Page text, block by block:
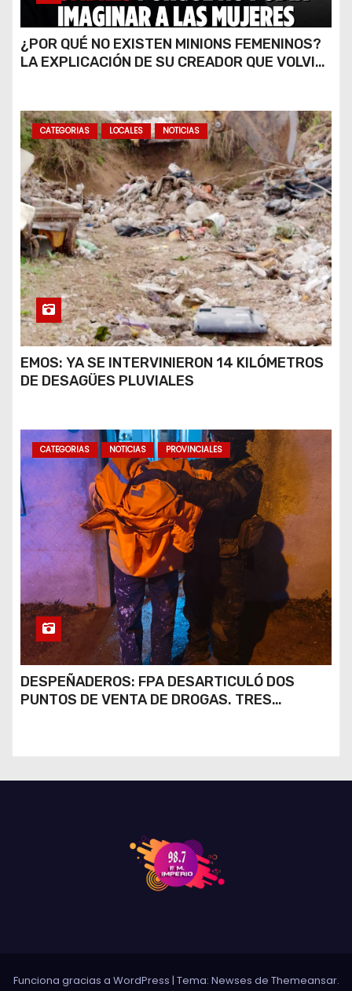
¿POR QUÉ NO EXISTEN MINIONS FEMENINOS?
LA EXPLICACIÓN DE SU CREADOR QUE VOLVIÓ
CATEGORIAS LOCALES NOTICIAS
EMOS: YA SE INTERVINIERON 14 KILÓMETROS
DE DESAGÜES PLUVIALES
CATEGORIAS NOTICIAS PROVINCIALES
DESPEÑADEROS: FPA DESARTICULÓ DOS
PUNTOS DE VENTA DE DROGAS. TRES
Funciona gracias a WordPress | Tema: Newses de Themeansar.